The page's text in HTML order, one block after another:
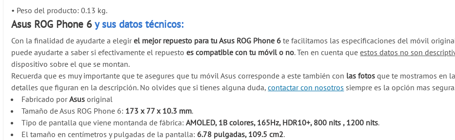
• Peso del producto: 0.13 kg.
Asus ROG Phone 6y sus datos técnicos:
Con la finalidad de ayudarte a elegirel mejor repuesto para tu Asus ROG Phone 6 te facilitamos las especificaciones del móvil
puede ayudarte a saber si efectivamente el repuestoes compatible con tu móvil o no. Ten en cuenta queestos datos no son
dispositivo sobre el que se montan.
Recuerda que es muy importante que te asegures que tu móvil Asus corresponde a este también con las fotos que te mostramos en
detalles que figuran en la descripción. No olvides que si tienes alguna duda,contactar con nosotros siempre es la opción mas
Fabricado porAsus original
Tamaño de Asus ROG Phone 6: 173 x 77 x 10.3 mm.
Tipo de pantalla que viene montanda de fábrica:AMOLED, 1B colores, 165Hz, HDR10+, 800 nits , 1200 nits.
El tamaño en centímetros y pulgadas de la pantalla: 6.78 pulgadas, 109.5 cm2.